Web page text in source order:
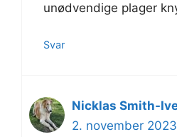
unødvendige plager
Svar
Nicklas Smith-
2. november